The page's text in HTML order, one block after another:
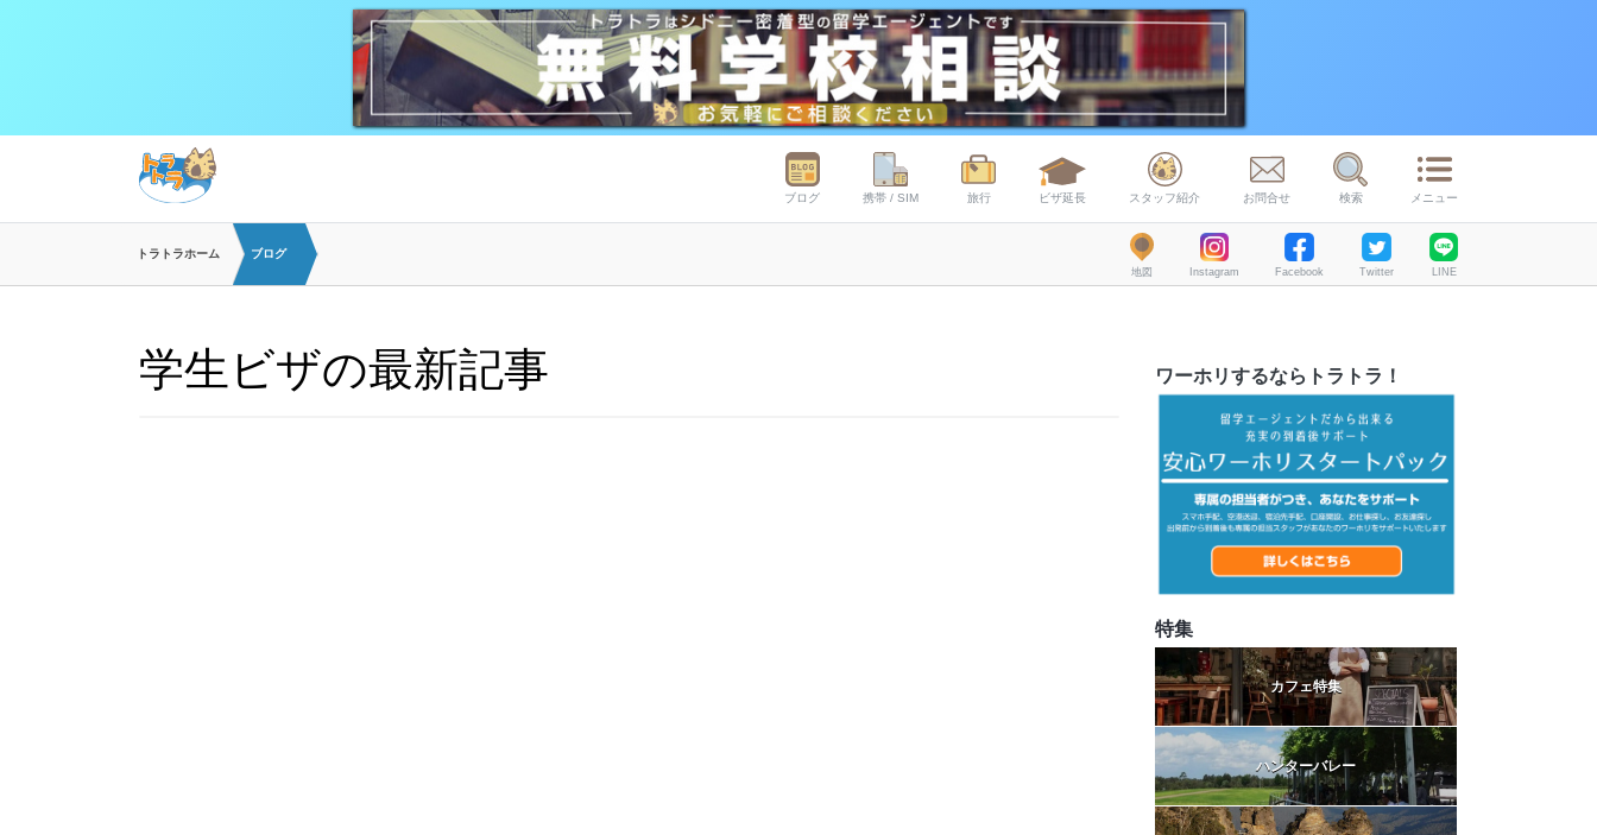
ブログ 携帯 / SIM 旅行 ビザ延長 スタッフ紹介 お問合せ 検索 メニュー
トラトラホーム ブログ
地図 Instagram Facebook Twitter LINE
学生ビザの最新記事 ワーホリするならトラトラ！
特集
カフェ特集
ハンターバレー